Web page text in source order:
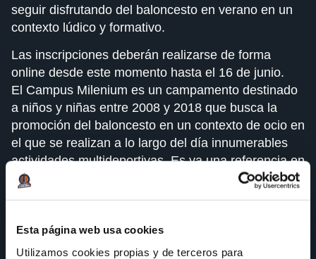
Esta página web usa cookies
Utilizamos cookies propias y de terceros para
seguir disfrutando del baloncesto en verano en un
contexto lúdico y formativo.
Las inscripciones deberán realizarse de forma
online desde este momento hasta el 16 de junio.
El Campus Milenium es un campamento destinado
a niños y niñas entre 2008 y 2018 que busca la
promoción del baloncesto en un contexto de ocio en
el que se realizan a lo largo del día innumerables
actividades multideportivas. Es ya una referencia en
este tipo de eventos, que bate récords de asistencia
siendo protagonista.